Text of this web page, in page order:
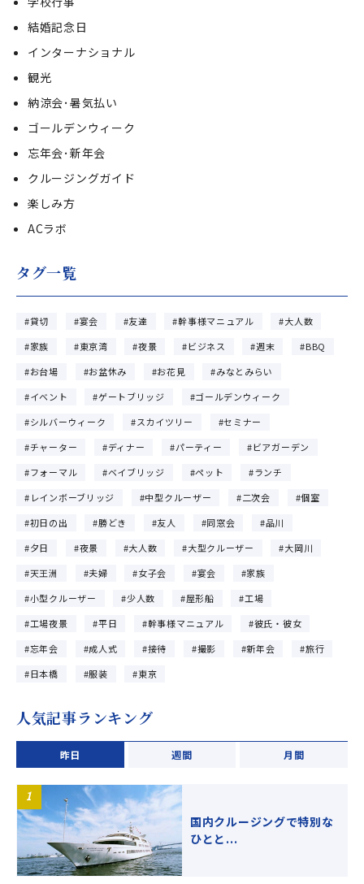
結婚記念日
インターナショナル
観光
納涼会･暑気払い
ゴールデンウィーク
忘年会･新年会
クルージングガイド
楽しみ方
ACラボ
タグ一覧
貸切 宴会 友達 幹事様マニュアル
大人数
家族
東京湾 夜景 ビジネス 週末
BBQ
お台場
お盆休み お花見
みなとみらい
イベント
ゲートブリッジ
ゴールデンウィーク
シルバーウィーク
スカイツリー
セミナー
チャーター
ディナー パーティー
ビアガーデン
フォーマル
ベイブリッジ ペット
ランチ
レインボーブリッジ
中型クルーザー 二次会
個室
初日の出
勝どき 友人 同窓会
品川
夕日
夜景 大人数 大型クルーザー
大岡川
天王洲
夫婦 女子会 宴会
家族
小型クルーザー
少人数 屋形船
工場
工場夜景
平日 幹事様マニュアル
彼氏・彼女
忘年会
成人式 接待 撮影 新年会
旅行
日本橋
服装 東京
人気記事ランキング
昨日 週間 月間
国内クルージングで特別な
ひとと...